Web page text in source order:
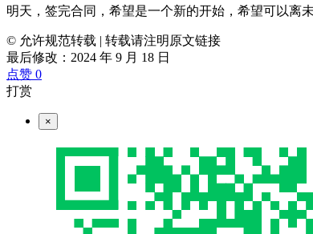
明天，签完合同，希望是一个新的开始，希望可以离
© 允许规范转载 | 转载请注明原文链接
最后修改：2024 年 9 月 18 日
点赞 0
打赏
×